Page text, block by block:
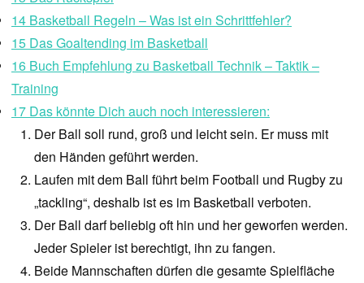
14 Basketball Regeln – Was ist ein Schrittfehler?
15 Das Goaltending im Basketball
16 Buch Empfehlung zu Basketball Technik – Taktik –
Training
17 Das könnte Dich auch noch interessieren:
Der Ball soll rund, groß und leicht sein. Er muss mit
den Händen geführt werden.
Laufen mit dem Ball führt beim Football und Rugby zu
„tackling“, deshalb ist es im Basketball verboten.
Der Ball darf beliebig oft hin und her geworfen werden.
Jeder Spieler ist berechtigt, ihn zu fangen.
Beide Mannschaften dürfen die gesamte Spielfläche